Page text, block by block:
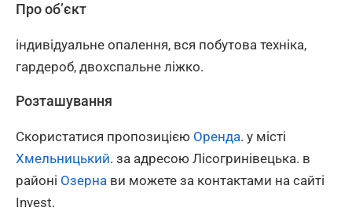
Про об’єкт
індивідуальне опалення, вся побутова техніка,
гардероб, двохспальне ліжко.
Розташування
Скористатися пропозицією Оренда. у місті
Хмельницький. за адресою Лісогринівецька. в
районі Озерна ви можете за контактами на сайті
Invest.